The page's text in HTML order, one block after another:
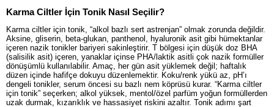
Karma Ciltler İçin Tonik Nasıl Seçilir?
Karma ciltler için tonik, “alkol bazlı sert astrenjan” olmak zorunda değildir.
Aksine, gliserin, beta-glukan, panthenol, hyaluronik asit gibi hümektanlar
içeren nazik tonikler bariyeri sakinleştirir. T bölgesi için düşük doz BHA
(salisilik asit) içeren, yanaklar içinse PHA/laktik asitli çok nazik formüller
dönüşümlü kullanılabilir. Amaç, her gün asit yüklemek değil; haftalık
düzen içinde hafifçe dokuyu düzenlemektir. Koku/renk yükü az, pH’ı
dengeli tonikler, serum öncesi su bazlı nem köprüsü kurar. “Karma ciltler
için tonik” seçerken; alkol yüksek, mentol/özel parfüm yoğun formüllerden
uzak durmak, kızarıklık ve hassasiyet riskini azaltır. Tonik adımı şart